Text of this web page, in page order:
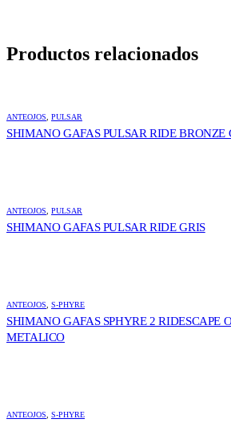
Productos relacionados
ANTEOJOS PULSAR
SHIMANO GAFAS PULSAR RIDE BRONZE
ANTEOJOS PULSAR
SHIMANO GAFAS PULSAR RIDE GRIS
ANTEOJOS S-PHYRE
SHIMANO GAFAS SPHYRE 2 RIDESCAPE
METALICO
ANTEOJOS S-PHYRE